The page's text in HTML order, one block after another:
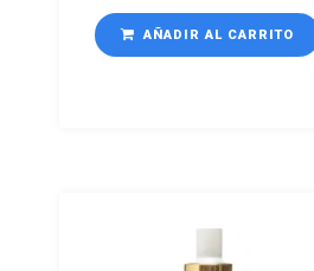
AÑADIR AL CARRITO